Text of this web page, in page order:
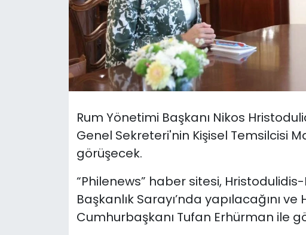
Rum Yönetimi Başkanı Nikos
Genel Sekreteri'nin Kişisel Temsilcisi
görüşecek.
“Philenews” haber sitesi,
Başkanlık Sarayı’nda yapılacağını
Cumhurbaşkanı Tufan Erhürman ile
Nöbetçi Eczaneler
Otomobil Dünyası
Politika